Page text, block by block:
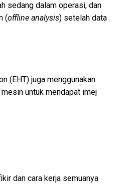
sedang dalam operasi, dan
(offline analysis) setelah data
(EHT) juga menggunakan
untuk mendapat imej
dan cara kerja semuanya